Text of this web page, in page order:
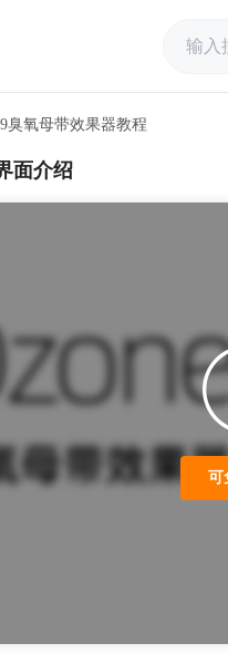
臭氧母带效果器教程
面介绍
可